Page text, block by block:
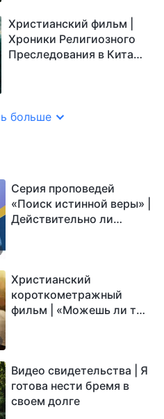
Христианский фильм |
Хроники Религиозного
Преследования в Китае
больше
Серия проповедей
«Поиск истинной веры» |
Действительно ли
Христианский
короткометражный
фильм | «Можешь ли ты
Видео свидетельства | Я
готова нести бремя в
своем долге